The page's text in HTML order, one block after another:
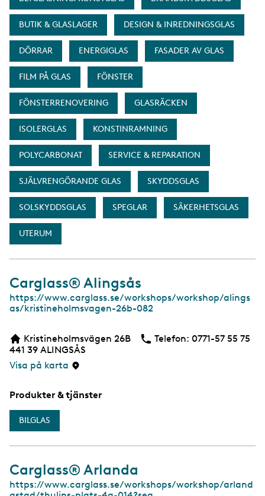
BUTIK & GLASLAGER DESIGN & INREDNINGSGLAS
DÖRRAR ENERGIGLAS FASADER AV GLAS
FILM PÅ GLAS FÖNSTER
FÖNSTERRENOVERING GLASRÄCKEN
ISOLERGLAS KONSTINRAMNING
POLYCARBONAT SERVICE & REPARATION
SJÄLVRENGÖRANDE GLAS SKYDDSGLAS
SOLSKYDDSGLAS SPEGLAR SÄKERHETSGLAS
UTERUM
Carglass® Alingsås
W
e
https://www.carglass.se/workshops/workshop/alings
as/kristineholmsvagen-26b-082
Kristineholmsvägen 26B
441 39 ALINGSÅS
Visa på karta
Telefon: Telefon
0771-57 55 75
Produkter & tjänster
BILGLAS
Carglass® Arlanda
W
https://www.carglass.se/workshops/workshop/arland